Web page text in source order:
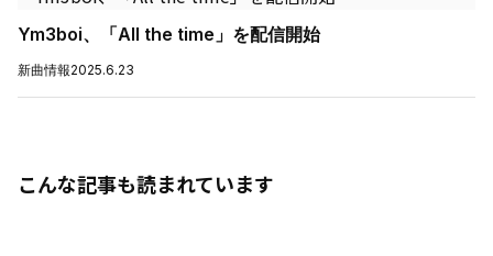
Ym3boi、「All the time」を配信開始
新曲情報2025.6.23
こんな記事も読まれています